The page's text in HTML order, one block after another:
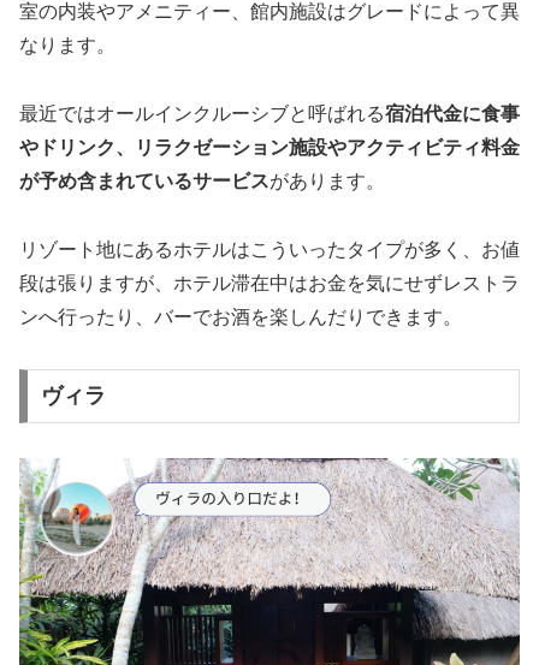
室の内装やアメニティー、館内施設はグレードによって異
なります。
最近ではオールインクルーシブと呼ばれる宿泊代金に食事
やドリンク、リラクゼーション施設やアクティビティ料金
が予め含まれているサービスがあります。
リゾート地にあるホテルはこういったタイプが多く、お値
段は張りますが、ホテル滞在中はお金を気にせずレストラ
ンへ行ったり、バーでお酒を楽しんだりできます。
ヴィラ